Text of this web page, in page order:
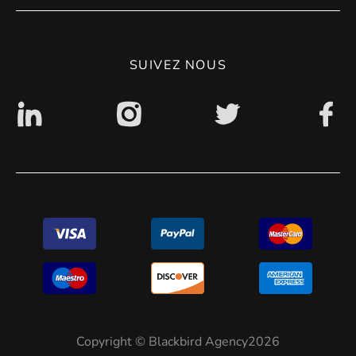
CGV
SUIVEZ NOUS
Copyright © Blackbird Agency2026